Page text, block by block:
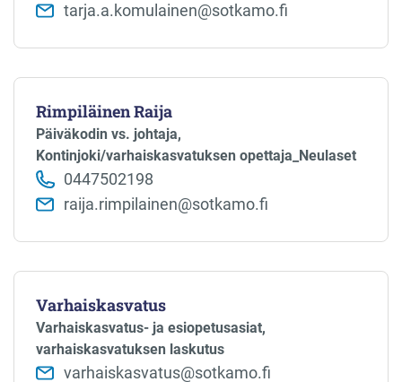
tarja.a.komulainen@sotkamo.fi
Rimpiläinen Raija
Päiväkodin vs. johtaja,
Kontinjoki/varhaiskasvatuksen opettaja_Neulaset
0447502198
raija.rimpilainen@sotkamo.fi
Varhaiskasvatus
Varhaiskasvatus- ja esiopetusasiat,
varhaiskasvatuksen laskutus
varhaiskasvatus@sotkamo.fi